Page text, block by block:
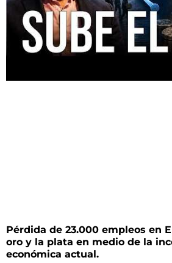
Pérdida de 23.000 empleos en
oro y la plata en medio de la
económica actual.